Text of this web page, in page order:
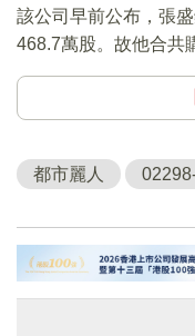
該公司早前公布，張
468.7萬股。故他合共
都市麗人